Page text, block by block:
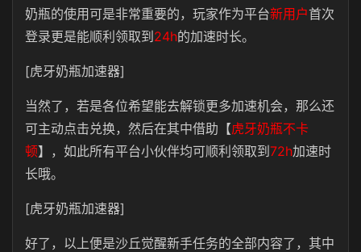
奶瓶的使用可是非常重要的，玩家作为平台新用户首次
登录更是能顺利领取到 24h的加速时长。
[虎牙奶瓶加速器]
当然了，若是各位希望能去解锁更多加速机会，那么还
可主动点击兑换，然后在其中借助【虎牙奶瓶不卡
顿】，如此所有平台小伙伴均可顺利领取到 72h加速时
长哦。
[虎牙奶瓶加速器]
好了，以上便是沙丘觉醒新手任务的全部内容了，其中